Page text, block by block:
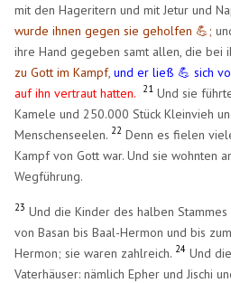
mit den Hageritern und mit Jetur und
wurde ihnen gegen sie geholfen 💪;
ihre Hand gegeben samt allen, die bei
zu Gott im Kampf,und er ließ 💪 sich
auf ihn vertraut hatten.
21 Und sie
Kamele und 250.000 Stück Kleinvieh
Menschenseelen. 22 Denn es fielen
Kampf von Gott war. Und sie wohnten
Wegführung.
23 Und die Kinder des halben Stammes
von Basan bis Baal-Hermon und bis
Hermon; sie waren zahlreich. 24 Und
Vaterhäuser: nämlich Epher und Jischi